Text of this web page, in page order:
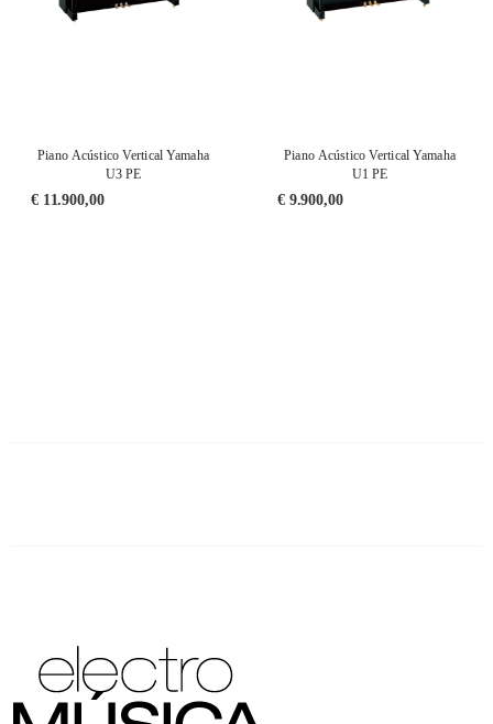
Piano Acústico Vertical Yamaha
U3 PE
€11.900,00
Piano Acústico Vertical Yamaha
U1 PE
€9.900,00